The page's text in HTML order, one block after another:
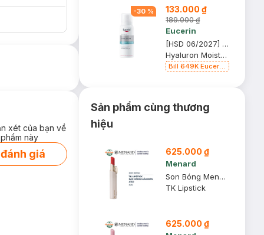
xét của bạn về
này
giá
(SL có hạn)
-30 % 133.000 ₫
189.000 ₫
Eucerin
[HSD 06/2027] Xịt Dưỡng Ẩm Eucerin Cho Da Nhạy Cảm 50ml
Hyaluron Moistusing Mist Spray
Bill 649K Eucerin
(SL có hạn)
Sản phẩm cùng thương
hiệu
625.000 ₫
Menard
Son Bóng Menard TK Màu Hồng Mẫu Đơn A130 3.2g
TK Lipstick
625.000 ₫